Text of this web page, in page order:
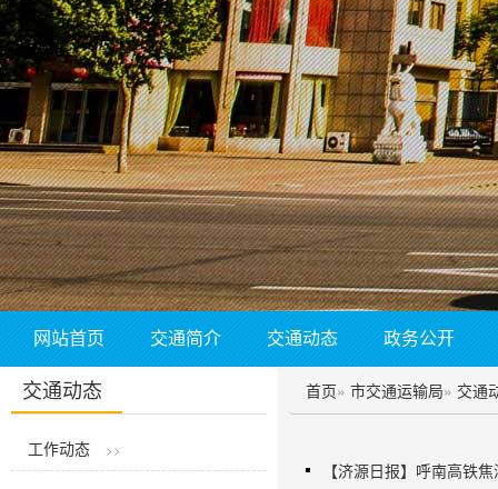
网站首页 交通简介 交通动态 政务公开
交通动态
工作动态 >>
首页» 市交通运输局» 交通
【济源日报】呼南高铁